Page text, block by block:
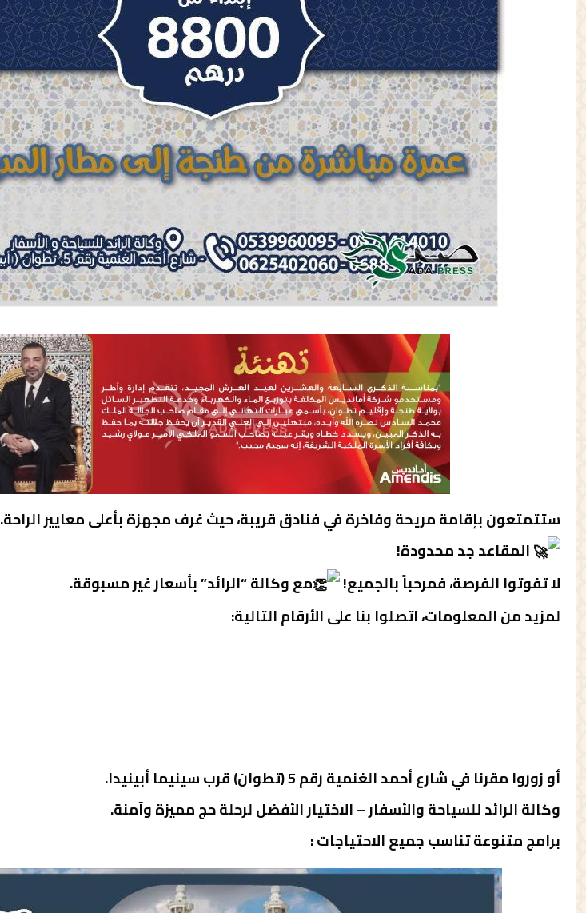
ستتمتعون بإقامة مريحة وفاخرة في فنادق قريبة، حيث غرف مجهزة بأعلى معايير الراحة.
المقاعد جد محدودة!
لا تفوتوا الفرصة، فمرحباً بالجميع!
مع وكالة “الرائد” بأسعار غير مسبوقة.
لمزيد من المعلومات، اتصلوا بنا على الأرقام التالية:
أو زوروا مقرنا في شارع أحمد الغنمية رقم 5 (تطوان) قرب سينيما أبينيدا.
وكالة الرائد للسياحة والأسفار – الاختيار الأفضل لرحلة حج مميزة وآمنة.
برامج متنوعة تناسب جميع الاحتياجات :